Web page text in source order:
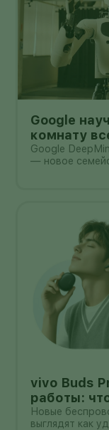
Google
комнату
пакет он
Google
— новое
vivo Buds
работы:
покупкой
Новые
выглядят как